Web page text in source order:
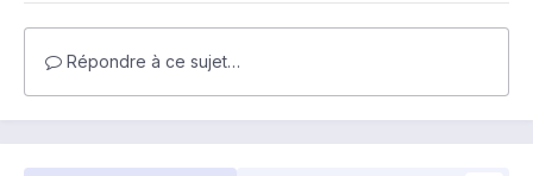
Répondre à ce sujet…